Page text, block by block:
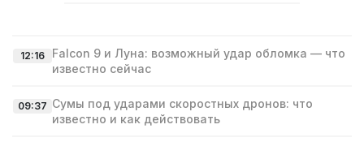
12:16
Falcon 9 и Луна: возможный удар обломка — что
известно сейчас
09:37 Сумы под ударами скоростных дронов: что
известно и как действовать